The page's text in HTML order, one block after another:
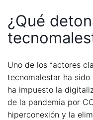
¿Qué
Uno de los factores
tecnomalestar ha
ha impuesto la
de la pandemia por
hiperconexión y la